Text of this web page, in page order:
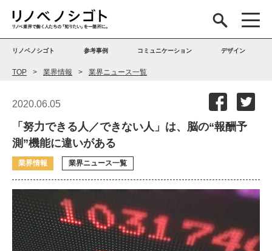
リノベノシゴト 参考事例 コミュニケーション デザイン
TOP 業界情報 業界ニュース一覧
2020.06.05
「努力できる人／できない人」は、脳の“報酬予
測”機能に違いがある
業界情報 業界ニュース一覧